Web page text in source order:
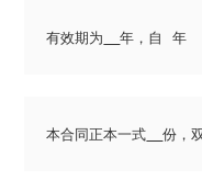
有效期为 年，自   年
本合同正本一式 份，